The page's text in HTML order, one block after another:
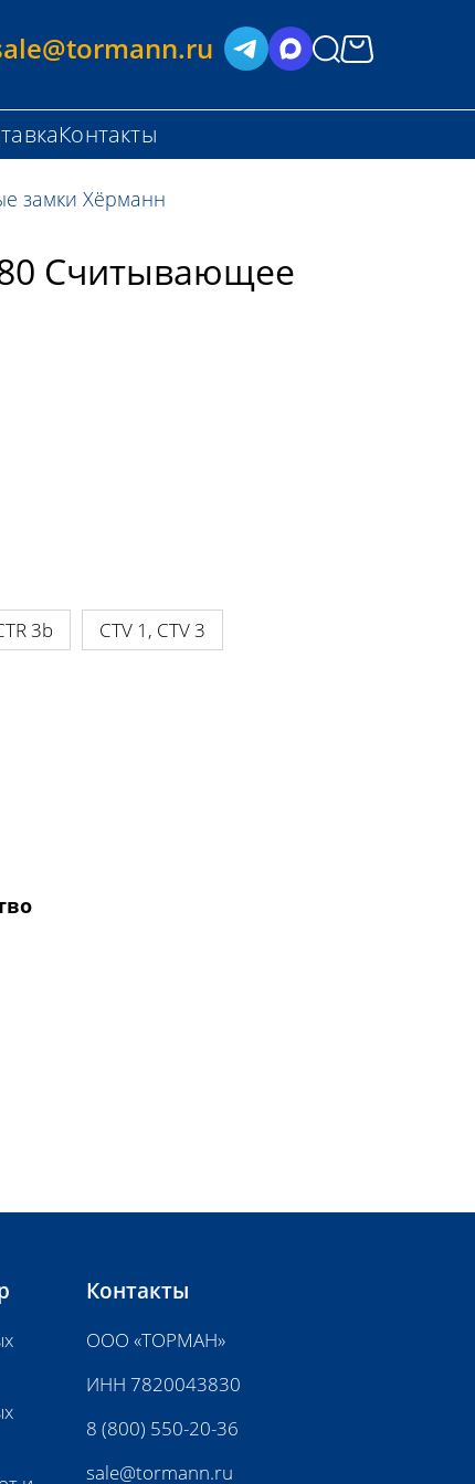
Контакты
замки Хёрманн
Считывающее
3b CTV 1, CTV 3
Контакты
ООО «ТОРМАН»
ИНН 7820043830
8 (800) 550-20-36
sale@tormann.ru